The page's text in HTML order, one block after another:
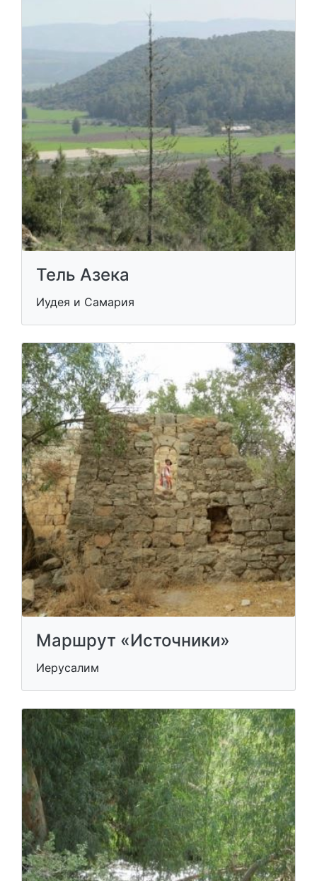
Тель Азека
Иудея и Самария
Маршрут «Источники»
Иерусалим